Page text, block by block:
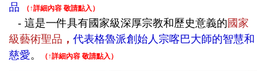
品
（↑詳細內容 敬請點入）
- 這是一件具有國家級深厚宗教和歷史意義的國家
級藝術聖品 ， 代表格魯派創始人宗喀巴大師的智慧和
慈愛。 （↑詳細內容 敬請點入）